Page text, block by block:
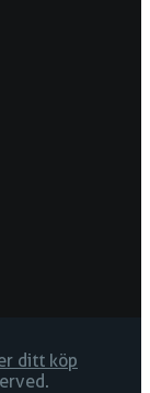
ditt köp